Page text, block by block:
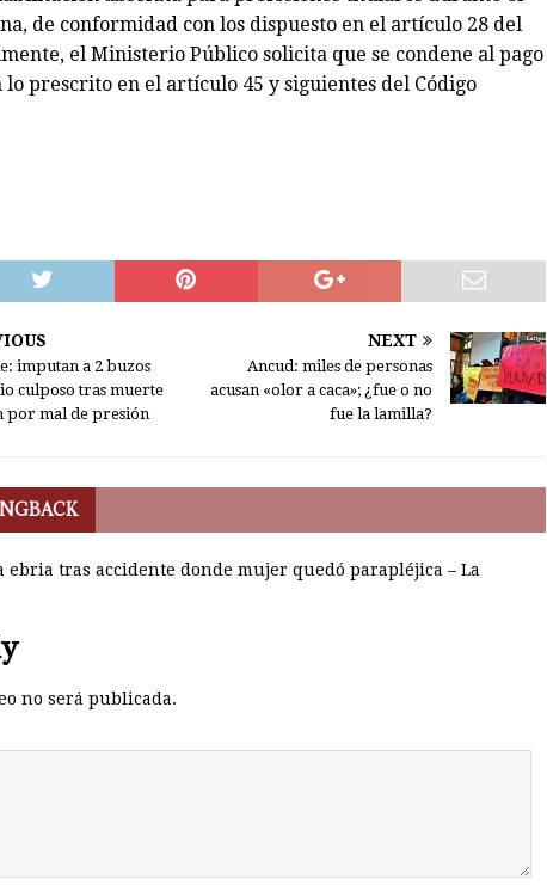
de conformidad con los dispuesto en el artículo 28 del
el Ministerio Público solicita que se condene al pago
lo prescrito en el artículo 45 y siguientes del Código
imputan a 2 buzos
culposo tras muerte
por mal de presión
NEXT
Ancud: miles de personas
acusan «olor a caca»; ¿fue o no
fue la lamilla?
ebria tras accidente donde mujer quedó parapléjica – La
no será publicada.